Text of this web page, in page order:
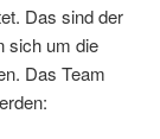
Das sind der
sich um die
Das Team